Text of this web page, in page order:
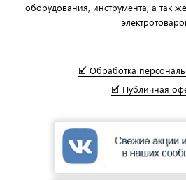
оборудования, инструмента, а так
🗹 Обработка
🗹 Публичная